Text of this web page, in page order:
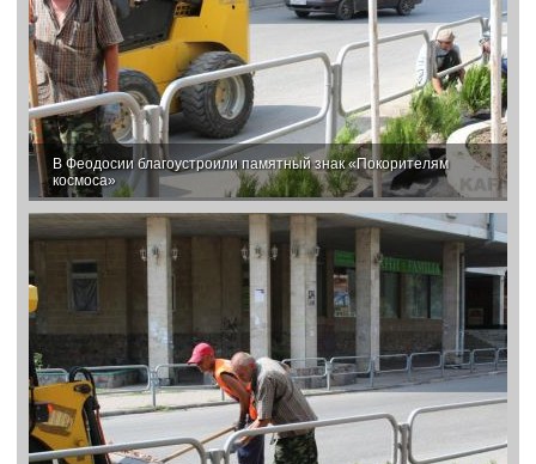
В Феодосии благоустроили памятный знак «Покорителям
космоса»